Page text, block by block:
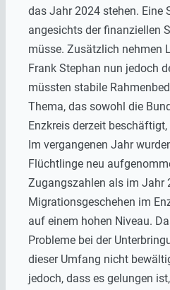
das Jahr 2024 stehen. Eine
angesichts der finanziellen
müsse. Zusätzlich nehmen
Frank Stephan nun jedoch
müssten stabile
Thema, das sowohl die
Enzkreis derzeit
Im vergangenen Jahr
Flüchtlinge neu
Zugangszahlen als im Jahr
Migrationsgeschehen im
auf einem hohen Niveau.
Probleme bei der
dieser Umfang nicht
jedoch, dass es gelungen